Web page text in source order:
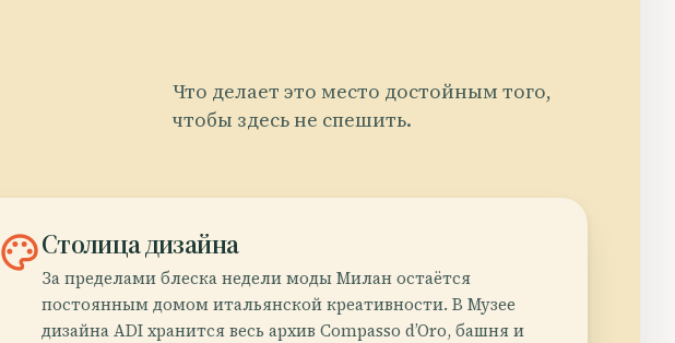
Что делает это место достойным того,
чтобы здесь не спешить.
paletteСтолица дизайна
За пределами блеска недели моды Милан остаётся
постоянным домом итальянской креативности. В Музее
дизайна ADI хранится весь архив Compasso d’Oro, башня и